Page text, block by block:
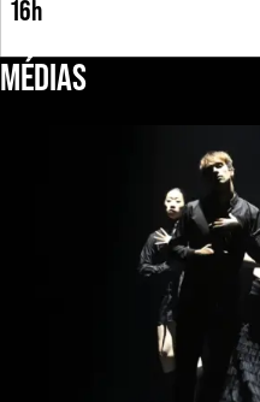
16h
MÉDIAS